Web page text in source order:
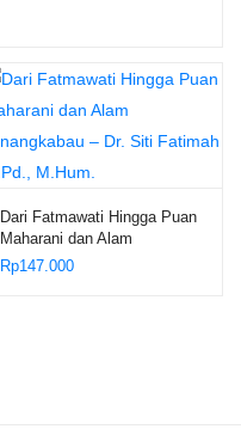
Dari Fatmawati Hingga Puan
Maharani dan Alam
Minangkabau – Dr. Siti
Rp147.000